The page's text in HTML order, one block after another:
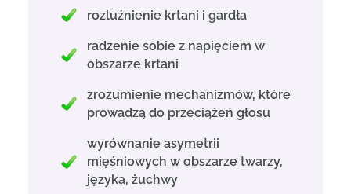
rozluźnienie krtani i gardła
radzenie sobie z napięciem w
obszarze krtani
zrozumienie mechanizmów, które
prowadzą do przeciążeń głosu
wyrównanie asymetrii
mięśniowych w obszarze twarzy,
języka, żuchwy